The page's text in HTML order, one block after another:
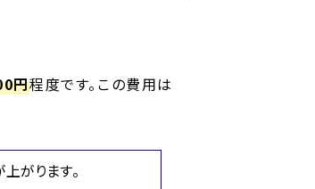
円程度です。この費用は
がります。